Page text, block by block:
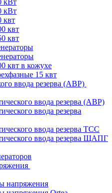
кВт
кВт
квт
квт
квт
квт в кожухе
15 квт
ввода резерва (АВР)
ввода резерва (АВР)
ввода резерва
ввода резерва ТСС
ввода резерва ЩАПГ
напряжения